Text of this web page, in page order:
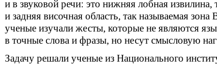
и в звуковой речи: это нижняя лобная извилина,
и задняя височная область, так называемая
ученые изучали жесты, которые не являются
в точные слова и фразы, но несут смысловую
Задачу решали ученые из Национального